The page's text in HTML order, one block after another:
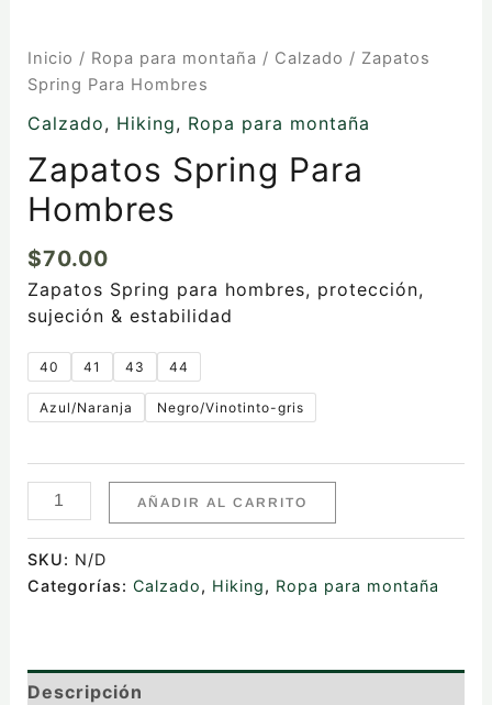
Inicio / Ropa para montaña / Calzado / Zapatos
Spring Para Hombres
Calzado, Hiking, Ropa para montaña
Zapatos Spring Para
Hombres
$70.00
Zapatos Spring para hombres, protección,
sujeción & estabilidad
40 41 43 44
Azul/Naranja Negro/Vinotinto-gris
AÑADIR AL CARRITO
SKU: N/D
Categorías: Calzado, Hiking, Ropa para montaña
Descripción